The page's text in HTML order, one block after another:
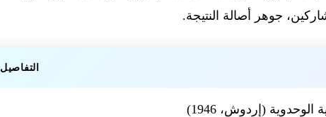
جوهر أصالة النتيجة.
التفاصيل
(إردوش، 1946)